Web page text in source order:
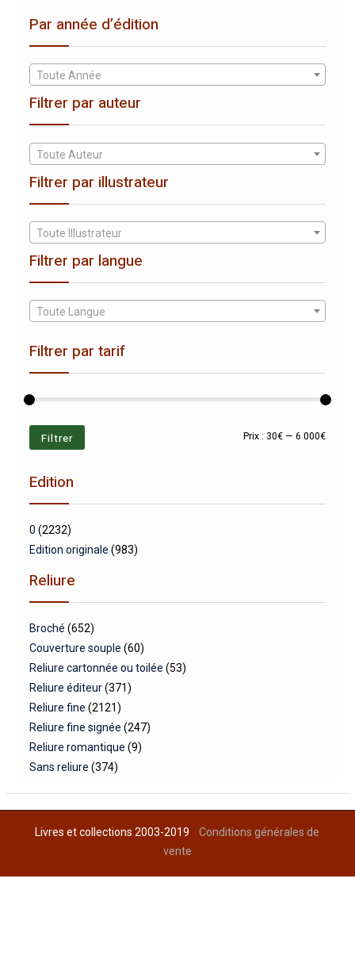
Par année d’édition
Toute Année
Filtrer par auteur
Toute Auteur
Filtrer par illustrateur
Toute Illustrateur
Filtrer par langue
Toute Langue
Filtrer par tarif
Prix
Prix
Filtrer Prix : 30€ —6 000€
Edition
0 (2232)
Edition originale (983)
Reliure
Broché (652)
Couverture souple (60)
Reliure cartonnée ou toilée (53)
Reliure éditeur (371)
Reliure fine (2121)
Reliure fine signée (247)
Reliure romantique (9)
Sans reliure (374)
Livres et collections 2003-2019Conditions générales de
vente